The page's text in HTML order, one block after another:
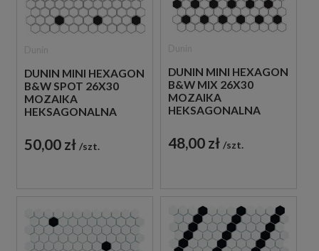
DUNIN MINI HEXAGON
B&W SPOT 26X30
MOZAIKA
HEKSAGONALNA
50,00 zł szt.
DUNIN MINI HEXAGON
B&W MIX 26X30
MOZAIKA
HEKSAGONALNA
48,00 zł szt.